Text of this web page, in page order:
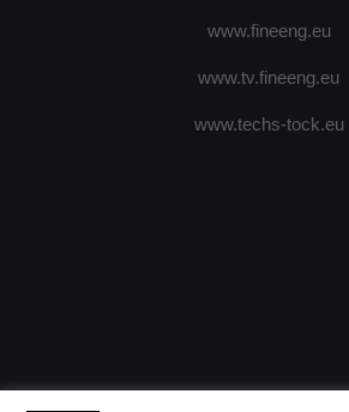
www.fineeng.eu
www.tv.fineeng.eu
www.techs-tock.eu